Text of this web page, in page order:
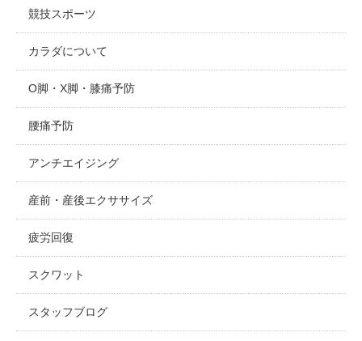
競技スポーツ
カラダについて
O脚・X脚・膝痛予防
腰痛予防
アンチエイジング
産前・産後エクササイズ
疲労回復
スクワット
スタッフブログ